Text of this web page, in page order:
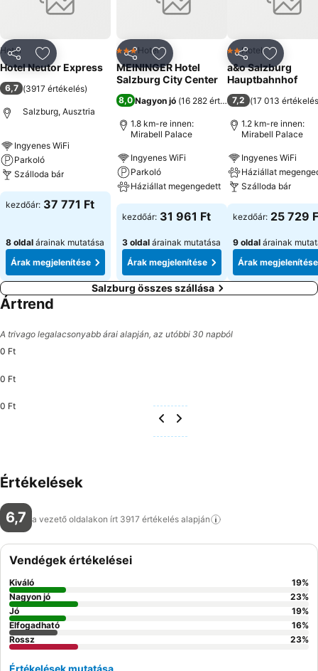
MegosztásHozzáadás a kedvencekhez
Hotel
Hotel Neutor Express
6,7 (3917 értékelés)
Salzburg, Ausztria
Ingyenes WiFi
Parkoló
Szálloda bár
kezdőár: 37 771 Ft
8 oldal árainak mutatása
Árak megjelenítése
MegosztásHozzáadás a kedvencekhez
3 Kategória
Hotel
MEININGER Hotel
Salzburg City Center
8,0 Nagyon jó (16 282 értékelés )
1.8 km-re innen:
Mirabell Palace
Ingyenes WiFi
Parkoló
Háziállat megengedett
kezdőár: 31 961 Ft
3 oldal árainak mutatása
Árak megjelenítése
Megosztás
2 Kategória
Hotel
a&o Salzburg
Hauptbahnhof
7,2 (17 013 értékelés
1.2 km-re innen:
Mirabell Palace
Ingyenes WiFi
Háziállat
Szálloda bár
kezdőár: 25 729
9 oldal árainak
Árak megjelenítése
Salzburg összes szállása
Ártrend
A trivago legalacsonyabb árai alapján, az utóbbi 30 napból
0 Ft
0 Ft
0 Ft
Értékelések
6,7 a vezető oldalakon írt 3917 értékelés alapján
Vendégek értékelései
Kiváló 19%
Nagyon jó
23%
Jó
19%
Elfogadható
16%
Rossz
23%
Értékelések mutatása